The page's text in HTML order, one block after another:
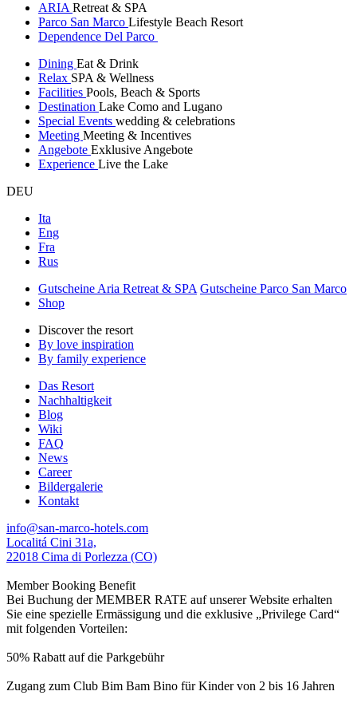
ARIA Retreat & SPA
Parco San Marco Lifestyle Beach Resort
Dependence Del Parco
Dining Eat & Drink
Relax SPA & Wellness
Facilities Pools, Beach & Sports
Destination Lake Como and Lugano
Special Events wedding & celebrations
Meeting Meeting & Incentives
Angebote Exklusive Angebote
Experience Live the Lake
DEU
Ita
Eng
Fra
Rus
Gutscheine Aria Retreat & SPA Gutscheine Parco San Marco
Shop
Discover the resort
By love inspiration
By family experience
Das Resort
Nachhaltigkeit
Blog
Wiki
FAQ
News
Career
Bildergalerie
Kontakt
info@san-marco-hotels.com
Localitá Cini 31a,
22018 Cima di Porlezza (CO)
Member Booking Benefit
Bei Buchung der MEMBER RATE auf unserer Website erhalten
Sie eine spezielle Ermässigung und die exklusive „Privilege Card“
mit folgenden Vorteilen:
50% Rabatt auf die Parkgebühr
Zugang zum Club Bim Bam Bino für Kinder von 2 bis 16 Jahren